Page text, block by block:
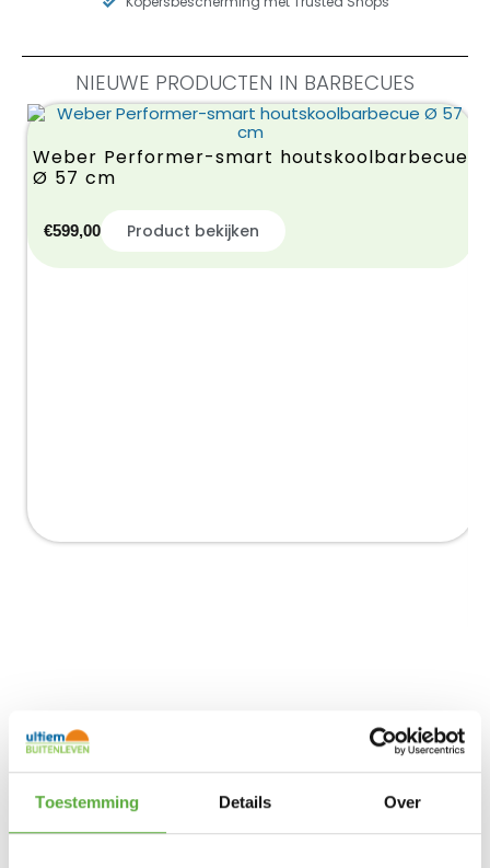
Toestemming Details Over
NIEUWE PRODUCTEN IN BARBECUES
Weber Performer-smart houtskoolbarbecue
Ø 57 cm
€599,00 Product bekijken
Kamperen
Ben je uitgekeken op je eigen tuin en ga je eropuit?